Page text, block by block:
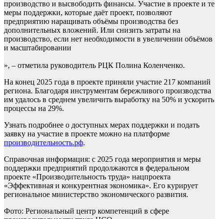
производство и высвободить финансы. Участие в проекте и те
меры поддержки, которые даёт проект, позволяют
предприятию наращивать объёмы производства без
дополнительных вложений. Или снизить затраты на
производство, если нет необходимости в увеличении объёмов
и масштабировании
», – отметила руководитель РЦК Полина Коленченко.
На конец 2025 года в проекте приняли участие 217 компаний
региона. Благодаря инструментам бережливого производства
им удалось в среднем увеличить выработку на 50% и ускорить
процессы на 29%.
Узнать подробнее о доступных мерах поддержки и подать
заявку на участие в проекте можно на платформе
производительность.рф.
Справочная информация: с 2025 года мероприятия и меры
поддержки предприятий продолжаются в федеральном
проекте «Производительность труда» нацпроекта
«Эффективная и конкурентная экономика». Его курирует
региональное министерство экономического развития.
Фото: Региональный центр компетенций в сфере